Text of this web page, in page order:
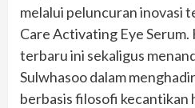
melalui peluncuran inovasi
Care Activating Eye
terbaru ini sekaligus
Sulwhasoo dalam
berbasis filosofi kecantikan